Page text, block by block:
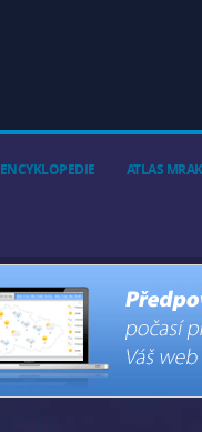
ENCYKLOPEDIE ATLAS